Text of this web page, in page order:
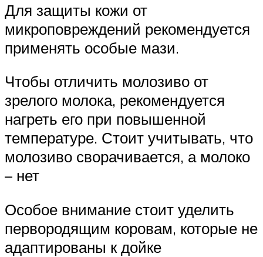
Для защиты кожи от
микроповреждений рекомендуется
применять особые мази.
Чтобы отличить молозиво от
зрелого молока, рекомендуется
нагреть его при повышенной
температуре. Стоит учитывать, что
молозиво сворачивается, а молоко
– нет
Особое внимание стоит уделить
первородящим коровам, которые не
адаптированы к дойке